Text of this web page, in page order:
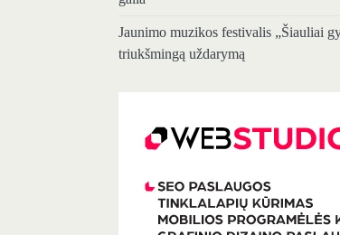
Jaunimo muzikos festivalis „Šiauliai
triukšmingą uždarymą